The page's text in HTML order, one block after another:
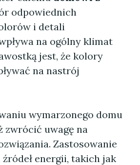
odpowiednich
i detali
na ogólny klimat
jest, że kolory
na nastrój
wymarzonego domu
zwrócić uwagę na
Zastosowanie
energii, takich jak